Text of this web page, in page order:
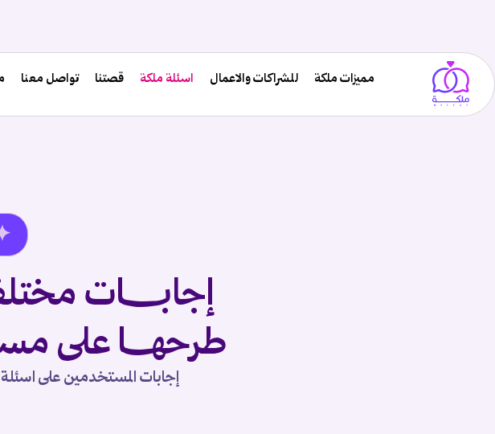
مميزات ملكة للشراكات والاعمال اسئلة ملكة قصتنا تواصل معنا
إجابــــــات
طرحهــــا على
إجابات المستخدمين على